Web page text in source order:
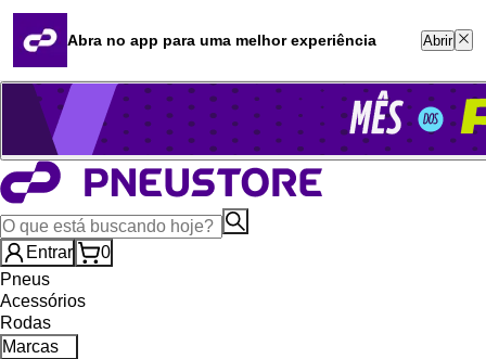
Quero revender
Blog
Whatsapp (16) 99764-8401
Televendas (47) 3046-2551
Entrar
0
Pneus
Acessórios
Rodas
Marcas
Abra no app para uma melhor experiência Abrir